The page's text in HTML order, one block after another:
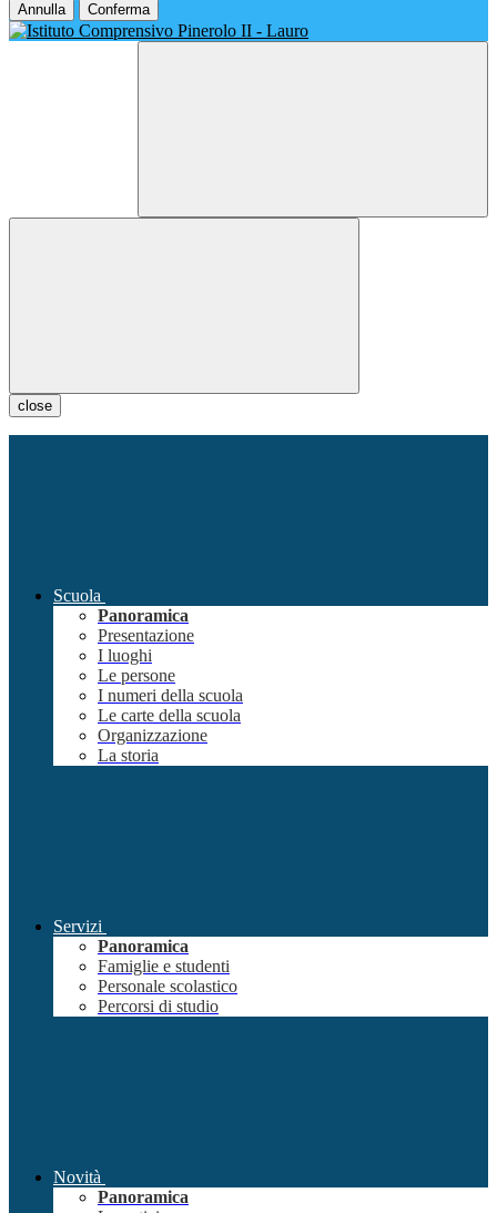
Annulla Conferma
close
Scuola
Panoramica
Presentazione
I luoghi
Le persone
I numeri della scuola
Le carte della scuola
Organizzazione
La storia
Servizi
Panoramica
Famiglie e studenti
Personale scolastico
Percorsi di studio
Novità
Panoramica